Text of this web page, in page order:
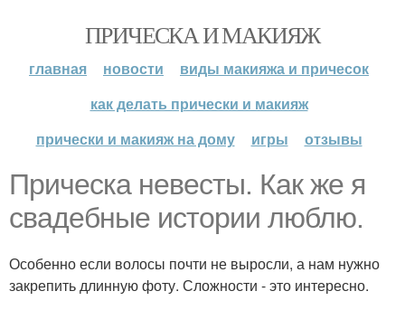
ПРИЧЕСКА И МАКИЯЖ
главная новости
виды макияжа и причесок
как делать прически и макияж
прически и макияж на дому
игры отзывы
Прическа невесты. Как же я
свадебные истории люблю.
Особенно если волосы почти не выросли, а нам нужно
закрепить длинную фоту. Сложности - это интересно.